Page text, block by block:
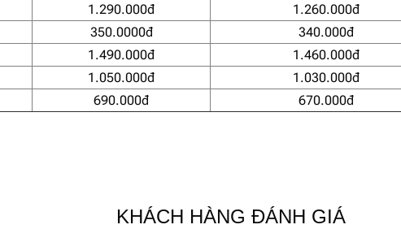
1.290.000đ 1.260.000đ
350.0000đ 340.000đ
1.490.000đ 1.460.000đ
1.050.000đ 1.030.000đ
690.000đ 670.000đ
KHÁCH HÀNG ĐÁNH GIÁ